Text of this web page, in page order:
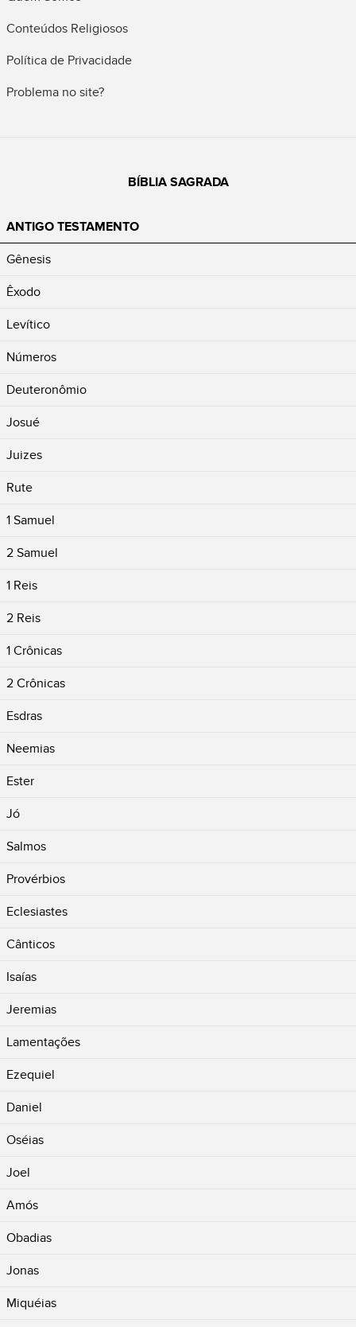
Conteúdos Religiosos
Política de Privacidade
Problema no site?
BÍBLIA SAGRADA
ANTIGO TESTAMENTO
Gênesis
Êxodo
Levítico
Números
Deuteronômio
Josué
Juizes
Rute
1 Samuel
2 Samuel
1 Reis
2 Reis
1 Crônicas
2 Crônicas
Esdras
Neemias
Ester
Jó
Salmos
Provérbios
Eclesiastes
Cânticos
Isaías
Jeremias
Lamentações
Ezequiel
Daniel
Oséias
Joel
Amós
Obadias
Jonas
Miquéias